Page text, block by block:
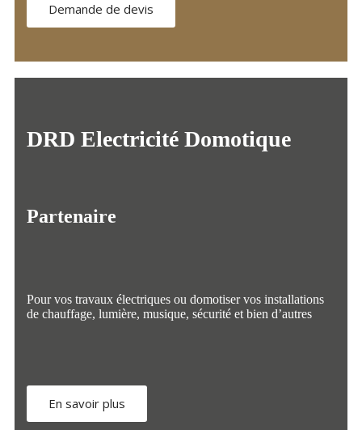
Demande de devis
DRD Electricité Domotique
Partenaire
Pour vos travaux électriques ou domotiser vos installations
de chauffage, lumière, musique, sécurité et bien d’autres
En savoir plus